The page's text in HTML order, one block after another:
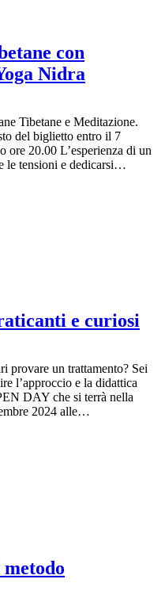
con
Nidra
Tibetane e Meditazione.
del biglietto entro il 7
ore 20.00 L’esperienza di un
le tensioni e dedicarsi…
e curiosi
provare un trattamento? Sei
l’approccio e la didattica
DAY che si terrà nella
2024 alle…